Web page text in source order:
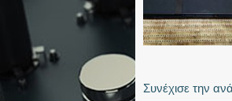
Συνέχισε την